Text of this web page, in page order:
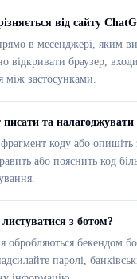
від сайту
в месенджері, яким ви
відкривати браузер,
між застосунками.
та налагоджувати
коду або
або пояснить код
з ботом?
обробляються бекендом
паролі,